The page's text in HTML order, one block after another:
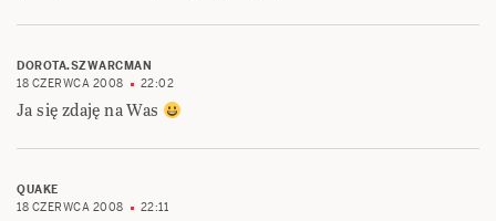
DOROTA.SZWARCMAN
18 CZERWCA 2008
22:02
Ja się zdaję na Was
QUAKE
18 CZERWCA 2008
22:11